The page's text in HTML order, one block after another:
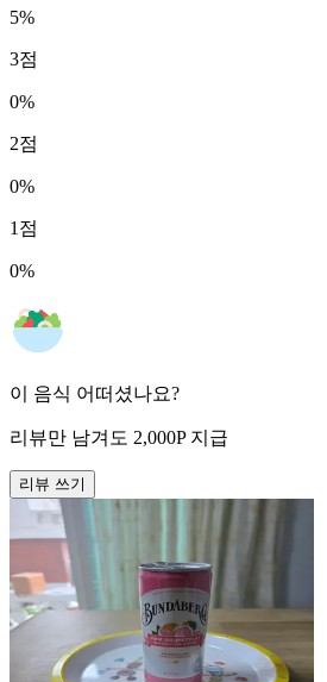
5%
3점
0%
2점
0%
1 점
0%
이 음식 어떠셨나요?
리뷰만 남겨도 2,000P 지급
리뷰 쓰기